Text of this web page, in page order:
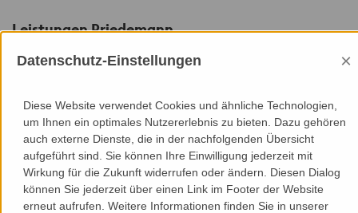
Leistungen Priedemann
Consultancy
Werkplanprüfung
Mitwirkung bei der Mock-Up Ausführung
Ausführungs-Überwachung
Datenschutz-Einstellungen ×
Diese Website verwendet Cookies und ähnliche Technologien,
um Ihnen ein optimales Nutzererlebnis zu bieten. Dazu gehören
auch externe Dienste, die in der nachfolgenden Übersicht
aufgeführt sind. Sie können Ihre Einwilligung jederzeit mit
Wirkung für die Zukunft widerrufen oder ändern. Diesen Dialog
können Sie jederzeit über einen Link im Footer der Website
erneut aufrufen. Weitere Informationen finden Sie in unserer